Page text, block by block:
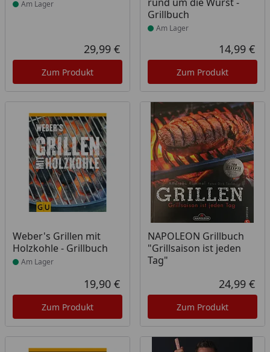
Am Lager
Aktueller Preis
29,99 €
Zum Produkt
Grillbuch
Am Lager
14,99 €
Zum Produkt
Weber's Grillen mit
Holzkohle - Grillbuch
Produkt am Lager
Am Lager
Aktueller Preis
19,90 €
Zum Produkt
NAPOLEON Grillbuch
"Grillsaison ist jeden
Tag"
24,99 €
Zum Produkt